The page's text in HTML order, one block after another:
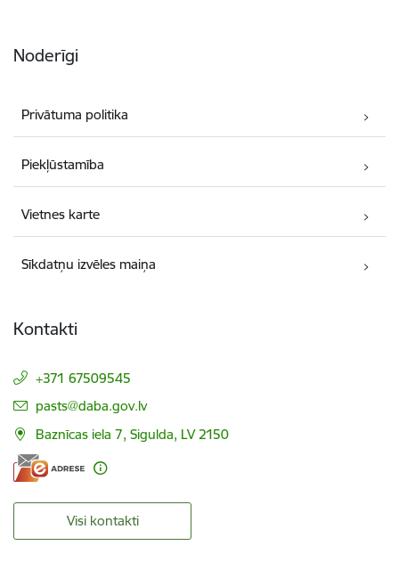
Noderīgi
Privātuma politika
Piekļūstamība
Vietnes karte
Sīkdatņu izvēles maiņa
Kontakti
+371 67509545
E-pasts:
pasts@daba.gov.lv
Baznīcas iela 7, Sigulda, LV 2150
Visi kontakti